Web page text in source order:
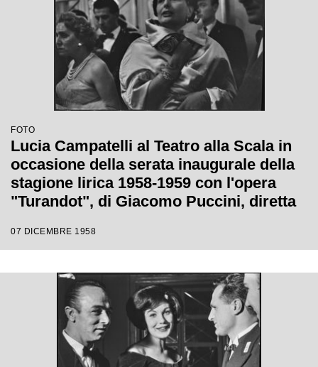
FOTO
Lucia Campatelli al Teatro alla Scala in
occasione della serata inaugurale della
stagione lirica 1958-1959 con l'opera
"Turandot", di Giacomo Puccini, diretta
Margherita Wallmann
07 DICEMBRE 1958